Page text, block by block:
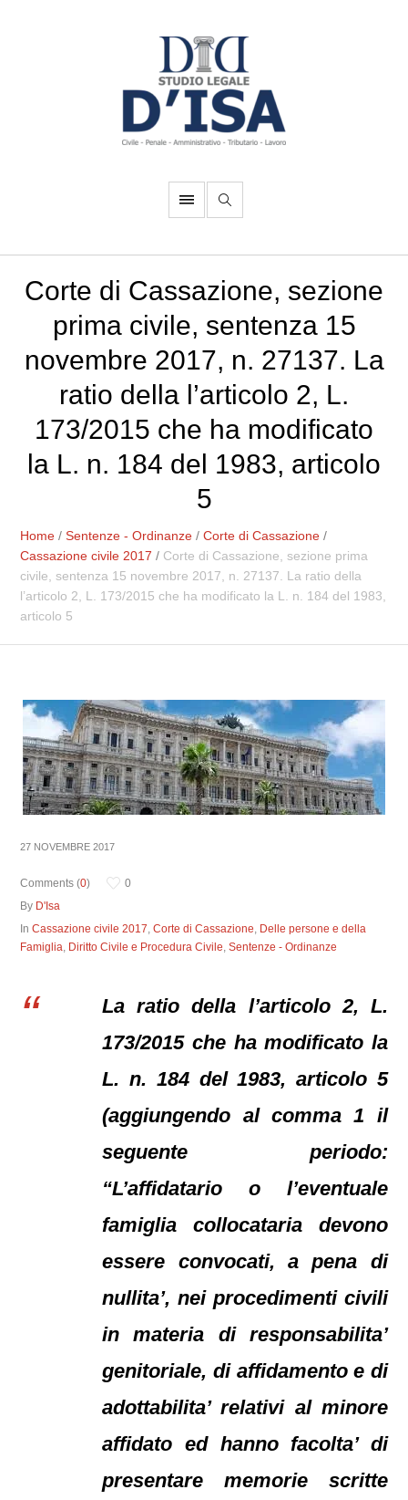
Corte di Cassazione, sezione
prima civile, sentenza 15
novembre 2017, n. 27137. La
ratio della l’articolo 2, L.
173/2015 che ha modificato
la L. n. 184 del 1983, articolo
5
Home /Sentenze - Ordinanze /Corte di Cassazione /
Cassazione civile 2017 / Corte di Cassazione, sezione prima
civile, sentenza 15 novembre 2017, n. 27137. La ratio della
l’articolo 2, L. 173/2015 che ha modificato la L. n. 184 del 1983,
articolo 5
27 NOVEMBRE 2017
Comments (0)
0
By D'Isa
InCassazione civile 2017,Corte di Cassazione, Delle persone e della
Famiglia, Diritto Civile e Procedura Civile,Sentenze - Ordinanze
La ratio della l’articolo 2, L.
173/2015 che ha modificato la
L. n. 184 del 1983, articolo 5
(aggiungendo al comma 1 il
seguente periodo:
“L’affidatario o l’eventuale
famiglia collocataria devono
essere convocati, a pena di
nullita’, nei procedimenti civili
in materia di responsabilita’
genitoriale, di affidamento e di
adottabilita’ relativi al minore
affidato ed hanno facolta’ di
presentare memorie scritte